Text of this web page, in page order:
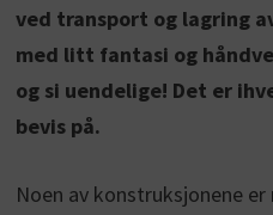
ved transport og lagring
med litt fantasi og
og si uendelige! Det er
bevis på.
Noen av konstruksjonene